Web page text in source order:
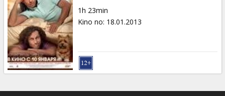
Dāvanu
kartes
Uzkodas
B2B
1h 23min
Kino no: 18.01.2013